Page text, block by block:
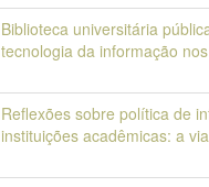
Biblioteca universitária
tecnologia da informação
Reflexões sobre política de
instituições acadêmicas: a